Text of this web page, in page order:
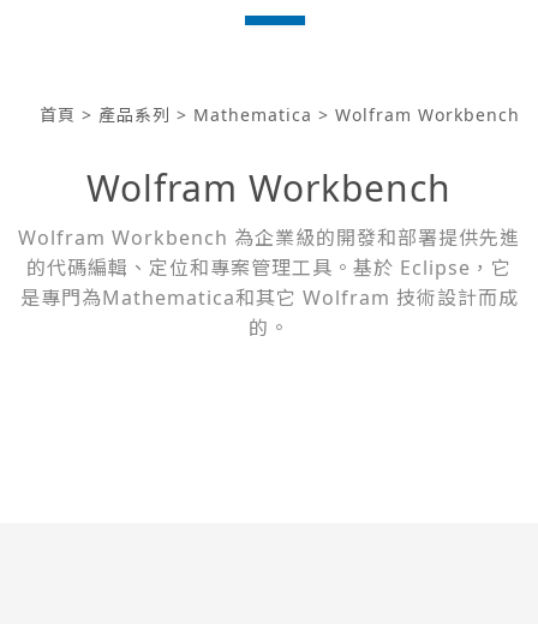
首頁 > 產品系列 > Mathematica > Wolfram Workbench
Wolfram Workbench
Wolfram Workbench 為企業級的開發和部署提供先進
的代碼編輯、定位和專案管理工具。基於 Eclipse，它
是專門為Mathematica和其它 Wolfram 技術設計而成
的。